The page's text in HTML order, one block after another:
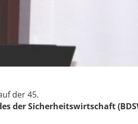
der 45.
der Sicherheitswirtschaft